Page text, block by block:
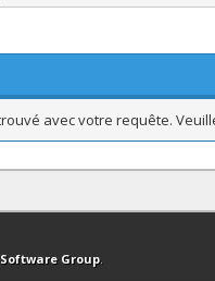
avec votre requête.
en haut Version bas-débit
Group.